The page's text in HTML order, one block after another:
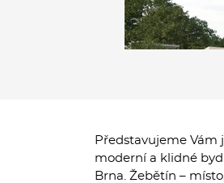
Představujeme Vám
moderní a klidné
Brna. Žebětín –